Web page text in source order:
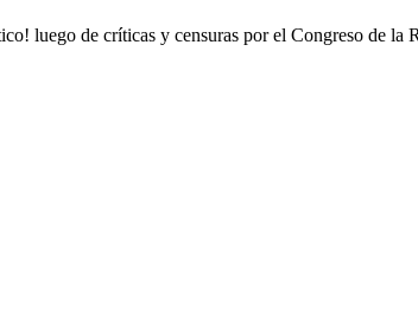
luego de críticas y censuras por el Congreso de la